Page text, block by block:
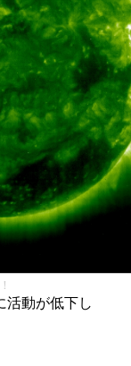
活動が低下し